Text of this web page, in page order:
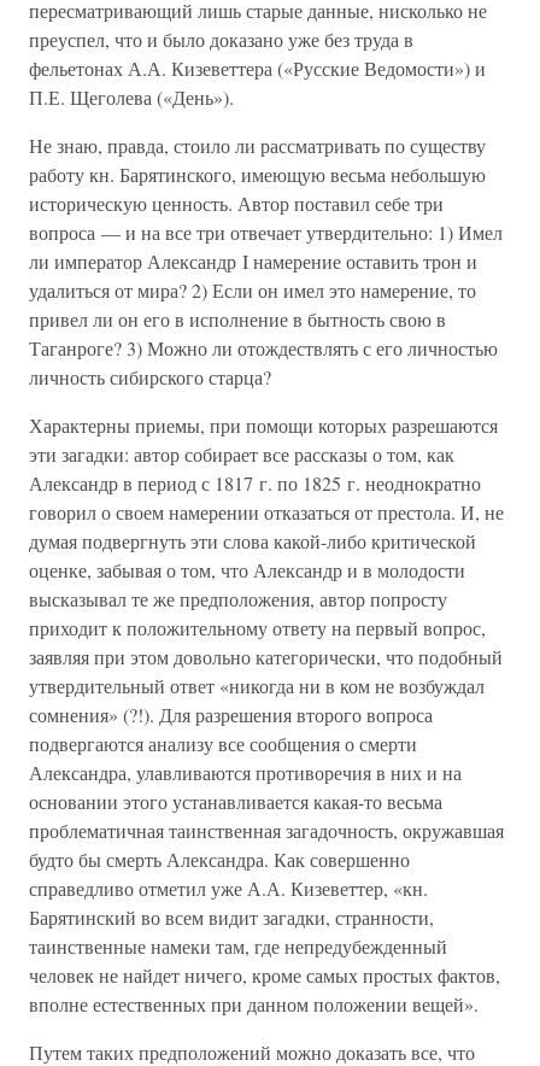
пересматривающий лишь старые данные, нисколько не
преуспел, что и было доказано уже без труда в
фельетонах А.А. Кизеветтера («Русские Ведомости») и
П.Е. Щеголева («День»).
Не знаю, правда, стоило ли рассматривать по существу
работу кн. Барятинского, имеющую весьма небольшую
историческую ценность. Автор поставил себе три
вопроса — и на все три отвечает утвердительно: 1) Имел
ли император Александр I намерение оставить трон и
удалиться от мира? 2) Если он имел это намерение, то
привел ли он его в исполнение в бытность свою в
Таганроге? 3) Можно ли отождествлять с его личностью
личность сибирского старца?
Характерны приемы, при помощи которых разрешаются
эти загадки: автор собирает все рассказы о том, как
Александр в период с 1817 г. по 1825 г. неоднократно
говорил о своем намерении отказаться от престола. И, не
думая подвергнуть эти слова какой-либо критической
оценке, забывая о том, что Александр и в молодости
высказывал те же предположения, автор попросту
приходит к положительному ответу на первый вопрос,
заявляя при этом довольно категорически, что подобный
утвердительный ответ «никогда ни в ком не возбуждал
сомнения» (?!). Для разрешения второго вопроса
подвергаются анализу все сообщения о смерти
Александра, улавливаются противоречия в них и на
основании этого устанавливается какая-то весьма
проблематичная таинственная загадочность, окружавшая
будто бы смерть Александра. Как совершенно
справедливо отметил уже А.А. Кизеветтер, «кн.
Барятинский во всем видит загадки, странности,
таинственные намеки там, где непредубежденный
человек не найдет ничего, кроме самых простых фактов,
вполне естественных при данном положении вещей».
Путем таких предположений можно доказать все, что